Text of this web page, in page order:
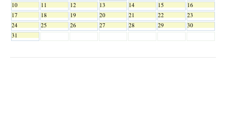
10
11 12 13 14 15
16
17
18 19 20 21 22
23
24
25 26 27 28 29
30
31